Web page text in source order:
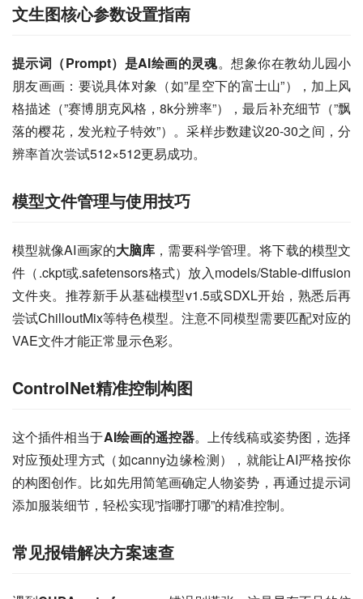
文生图核心参数设置指南
提示词（Prompt）是AI绘画的灵魂。想象你在教幼儿园小
朋友画画：要说具体对象（如”星空下的富士山”），加上风
格描述（”赛博朋克风格，8k分辨率”），最后补充细节（”飘
落的樱花，发光粒子特效”）。采样步数建议20-30之间，分
辨率首次尝试512×512更易成功。
模型文件管理与使用技巧
模型就像AI画家的大脑库 ，需要科学管理。将下载的模型文
件（.ckpt或.safetensors格式）放入models/Stable-diffusion
文件夹。推荐新手从基础模型v1.5或SDXL开始，熟悉后再
尝试ChilloutMix等特色模型。注意不同模型需要匹配对应的
VAE文件才能正常显示色彩。
ControlNet精准控制构图
这个插件相当于AI绘画的遥控器。上传线稿或姿势图，选择
对应预处理方式（如canny边缘检测），就能让AI严格按你
的构图创作。比如先用简笔画确定人物姿势，再通过提示词
添加服装细节，轻松实现”指哪打哪”的精准控制。
常见报错解决方案速查